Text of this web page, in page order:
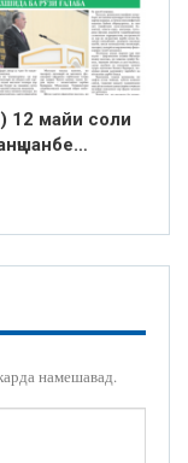
12 майи соли
намешавад.